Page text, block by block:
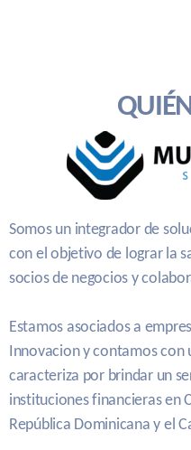
Somos un integrador de
con el objetivo de lograr la
socios de negocios y
Estamos asociados a
Innovacion y contamos con
caracteriza por brindar un
instituciones financieras en
República Dominicana y el